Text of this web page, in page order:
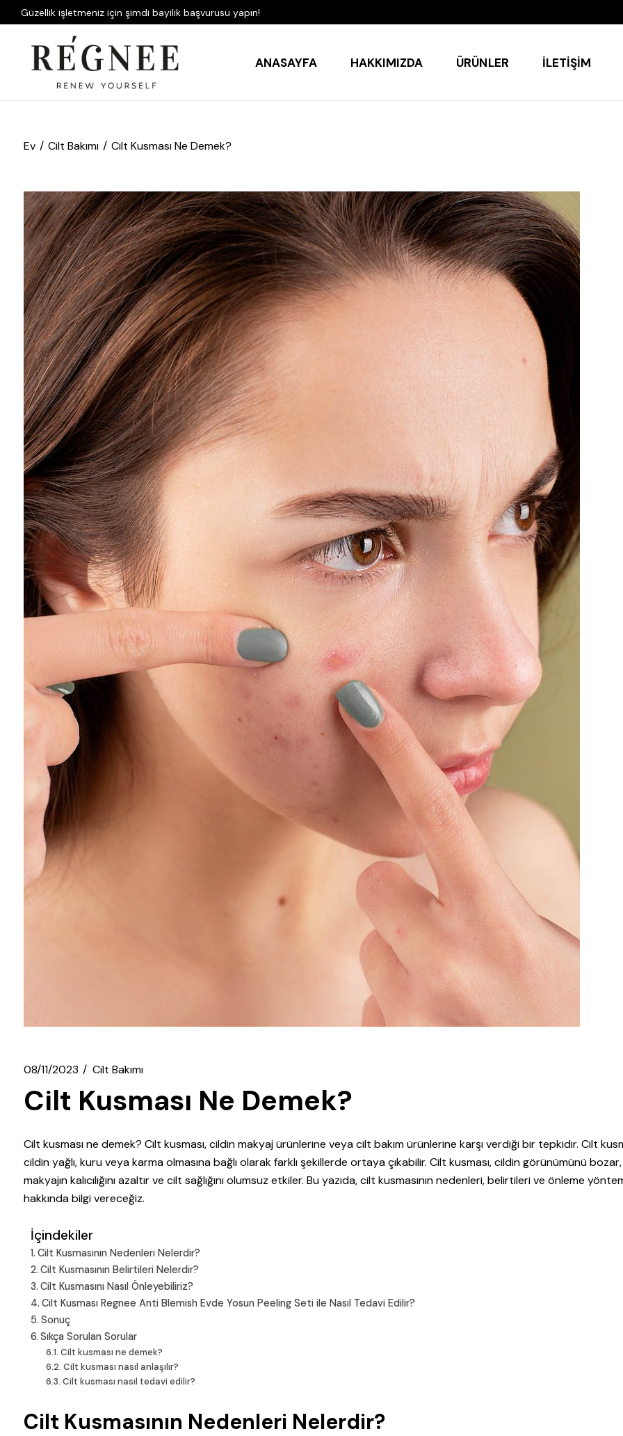
Güzellik işletmeniz için şimdi bayilik başvurusu yapın!
ANASAYFA HAKKIMIZDA ÜRÜNLER İLETIŞIM
Ev Cilt Bakımı Cilt Kusması Ne Demek?
08/11/2023 Cilt Bakımı
Cilt Kusması Ne Demek?
Cilt kusması ne demek? Cilt kusması, cildin makyaj ürünlerine veya cilt bakım ürünlerine karşı verdiği bir tepkidir. Cilt
cildin yağlı, kuru veya karma olmasına bağlı olarak farklı şekillerde ortaya çıkabilir. Cilt kusması, cildin görünümünü bozar,
makyajın kalıcılığını azaltır ve cilt sağlığını olumsuz etkiler. Bu yazıda, cilt kusmasının nedenleri, belirtileri ve önleme
hakkında bilgi vereceğiz.
İçindekiler
Cilt Kusmasının Nedenleri Nelerdir?
Cilt Kusmasının Belirtileri Nelerdir?
Cilt Kusmasını Nasıl Önleyebiliriz?
Cilt Kusması Regnee Anti Blemish Evde Yosun Peeling Seti ile Nasıl Tedavi Edilir?
Sonuç
Sıkça Sorulan Sorular
Cilt kusması ne demek?
Cilt kusması nasıl anlaşılır?
Cilt kusması nasıl tedavi edilir?
Cilt Kusmasının Nedenleri Nelerdir?